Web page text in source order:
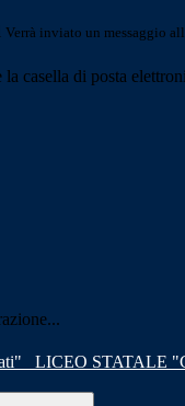
Verrà inviato un messaggio
casella di posta
LICEO STATALE